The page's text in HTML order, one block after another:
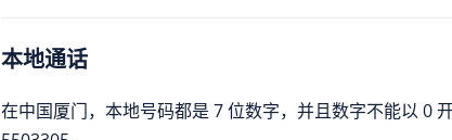
本地通话
在中国厦门，本地号码都是 7 位数字，并且数字不能以 0